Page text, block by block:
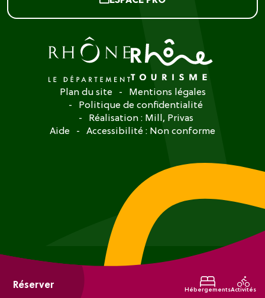
Réserver HébergementsActivités
Plan du site
Mentions légales
Politique de confidentialité
Réalisation : Mill, Privas
Aide
Accessibilité : Non conforme